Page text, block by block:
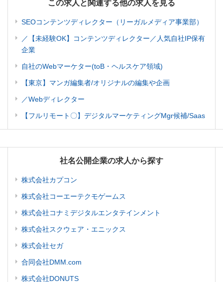
この求人と関連する他の求人を見る
SEOコンテンツディレクター（リーガルメディア事業部）
／【未経験OK】コンテンツディレクター／人気自社IP保有
企業
自社のWebマーケター(toB・ヘルスケア領域)
【東京】マンガ編集者/オリジナルの編集や企画
／Webディレクター
【フルリモート〇】デジタルマーケティングMgr候補/Saas
社名公開企業の求人から探す
株式会社カプコン
株式会社コーエーテクモゲームス
株式会社コナミデジタルエンタテインメント
株式会社スクウェア・エニックス
株式会社セガ
合同会社DMM.com
株式会社DONUTS